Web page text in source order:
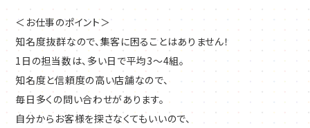
＜お仕事のポイント＞
知名度抜群なので、集客に困ることはありません！
1日の担当数は、多い日で平均3～4組。
知名度と信頼度の高い店舗なので、
毎日多くの問い合わせがあります。
自分からお客様を探さなくてもいいので、